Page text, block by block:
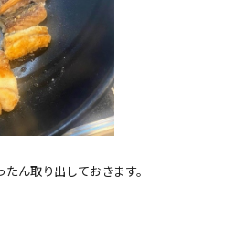
ん取り出しておきます。